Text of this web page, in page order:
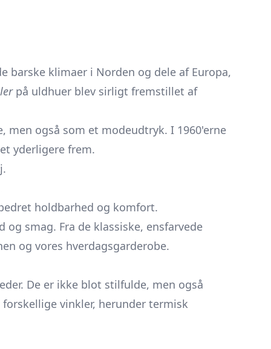
barske klimaer i Norden og dele af Europa,
på uldhuer blev sirligt fremstillet af
også som et modeudtryk. I 1960'erne
yderligere frem.
holdbarhed og komfort.
smag. Fra de klassiske, ensfarvede
og vores hverdagsgarderobe.
De er ikke blot stilfulde, men også
vinkler, herunder termisk